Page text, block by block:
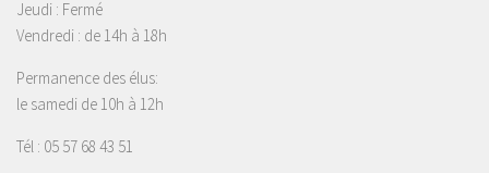
Jeudi : Fermé
Vendredi : de 14h à 18h
Permanence des élus:
le samedi de 10h à 12h
Tél : 05 57 68 43 51